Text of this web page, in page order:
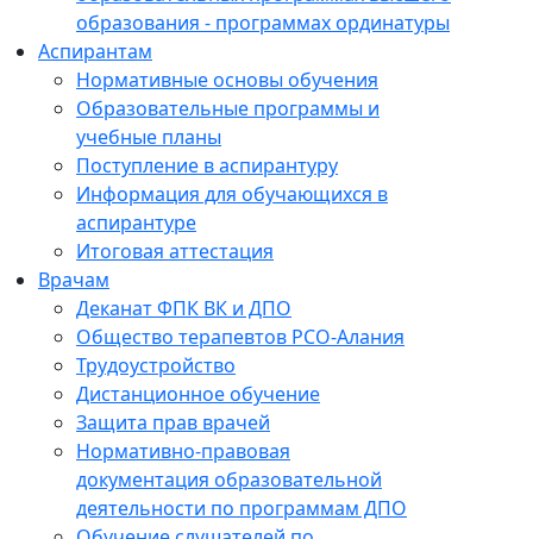
образования - программах ординатуры
Аспирантам
Нормативные основы обучения
Образовательные программы и
учебные планы
Поступление в аспирантуру
Информация для обучающихся в
аспирантуре
Итоговая аттестация
Врачам
Деканат ФПК ВК и ДПО
Общество терапевтов РСО-Алания
Трудоустройство
Дистанционное обучение
Защита прав врачей
Нормативно-правовая
документация образовательной
деятельности по программам ДПО